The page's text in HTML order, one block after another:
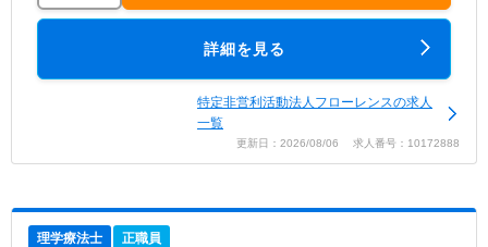
詳細を見る
特定非営利活動法人フローレンスの求人
一覧
更新日：2026/08/06 求人番号：10172888
理学療法士 正職員